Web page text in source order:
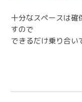
十分なスペースは確
すので
できるだけ乗り合い